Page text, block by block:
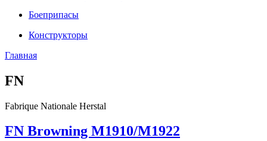
Боеприпасы
Конструкторы
Главная
FN
Fabrique Nationale Herstal
FN Browning M1910/M1922